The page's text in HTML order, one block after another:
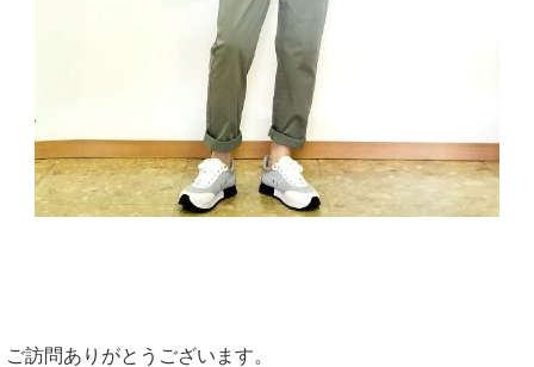
ご訪問ありがとうございます。